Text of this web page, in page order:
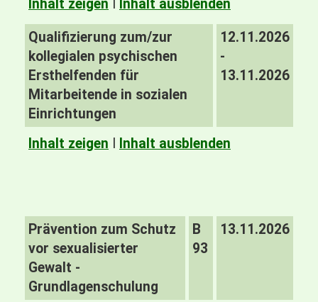
Inhalt zeigen Inhalt ausblenden
Qualifizierung zum/zur
kollegialen psychischen
Ersthelfenden für
Mitarbeitende in sozialen
Einrichtungen
12.11.2026
-
13.11.2026
Inhalt zeigen Inhalt ausblenden
Prävention zum Schutz
vor sexualisierter
Gewalt -
Grundlagenschulung
B
93
13.11.2026